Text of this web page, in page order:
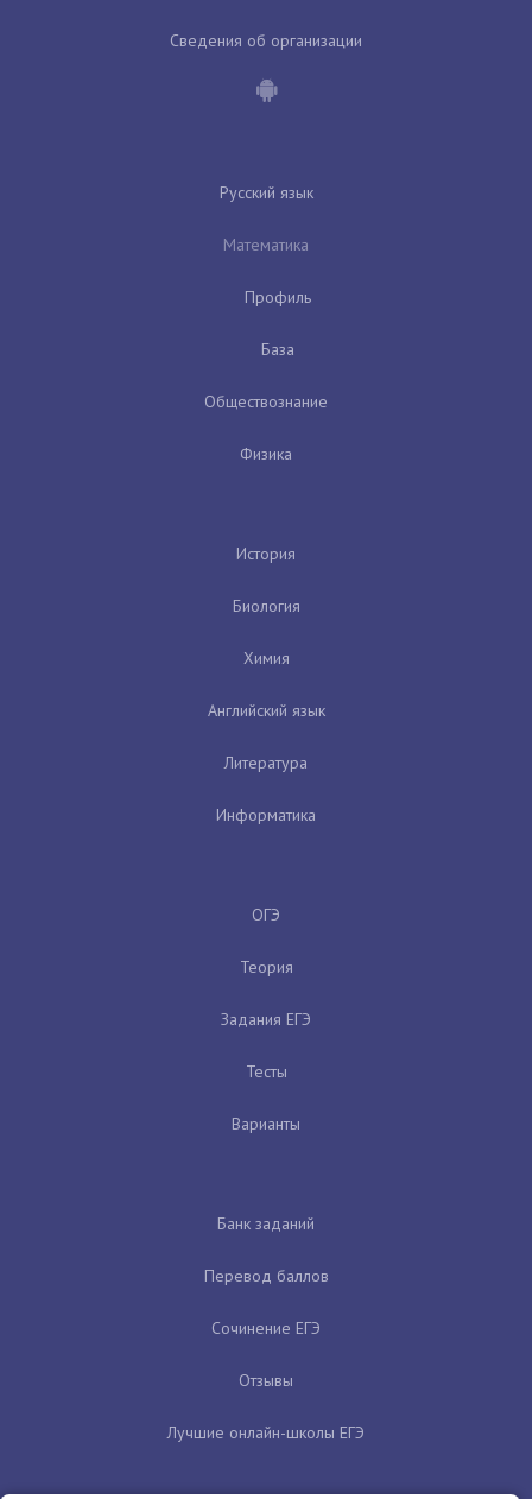
Сведения об организации
Русский язык
Математика
Профиль
База
Обществознание
Физика
История
Биология
Химия
Английский язык
Литература
Информатика
ОГЭ
Теория
Задания ЕГЭ
Тесты
Варианты
Банк заданий
Перевод баллов
Сочинение ЕГЭ
Отзывы
Лучшие онлайн-школы ЕГЭ